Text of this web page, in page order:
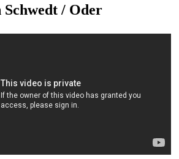
Schwedt / Oder